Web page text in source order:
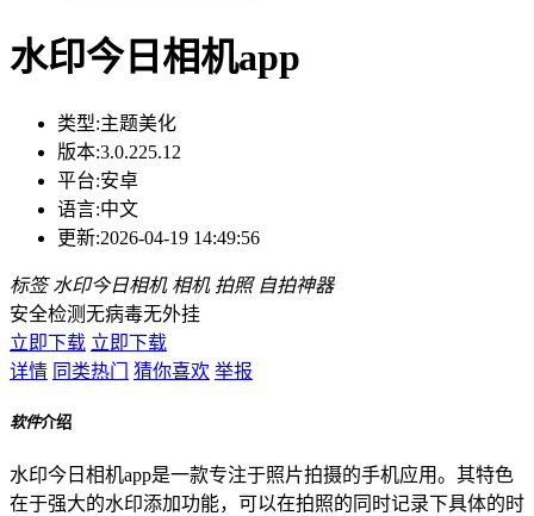
水印今日相机app
类型:主题美化
版本:3.0.225.12
平台:安卓
语言:中文
更新:2026-04-19 14:49:56
标签 水印今日相机 相机 拍照 自拍神器
安全检测无病毒无外挂
立即下载 立即下载
详情 同类热门 猜你喜欢 举报
软件介绍
水印今日相机app是一款专注于照片拍摄的手机应用。其特色
在于强大的水印添加功能，可以在拍照的同时记录下具体的时